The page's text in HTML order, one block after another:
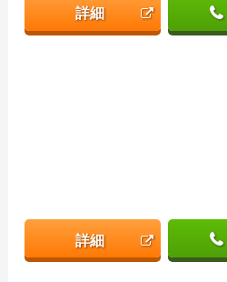
詳細
詳細